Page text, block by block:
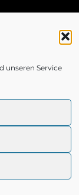
unseren Service